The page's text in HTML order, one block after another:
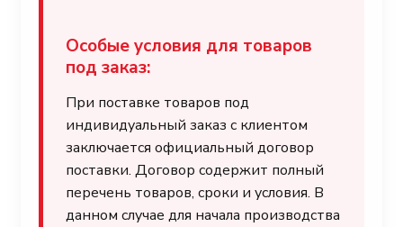
Особые условия для товаров
под заказ:
При поставке товаров под
индивидуальный заказ с клиентом
заключается официальный договор
поставки. Договор содержит полный
перечень товаров, сроки и условия. В
данном случае для начала производства